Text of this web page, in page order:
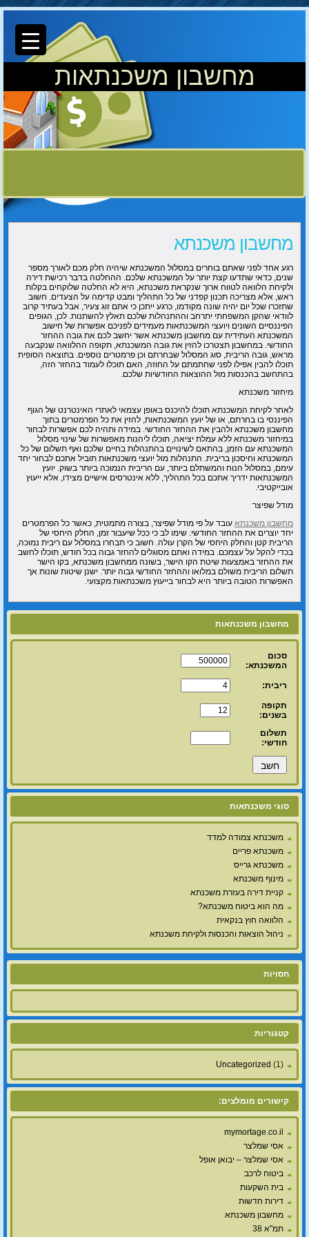
מחשבון משכנתאות
מחשבון משכנתא
רגע אחד לפני שאתם בוחרים במסלול המשכנתא שיהיה חלק מכם לאורך מספר
שנים, כדאי שתדעו קצת יותר על המשכנתא שלכם. ההחלטה בדבר רכישת דירה
ולקיחת הלוואה לטווח ארוך שנקראת משכנתא, היא לא החלטה שלוקחים בקלות
ראש, אלא מצריכה תכנון קפדני של כל התהליך ומבט קדימה על הצעדים. חשוב
שתזכרו שכל יום יהיה שונה מקודמו, כרגע ייתכן כי אתם זוג צעיר, אבל בעתיד קרוב
לוודאי שהקן המשפחתי יתרחב וההתנהלות שלכם תאלץ להשתנות. לכן, הגופים
הפיננסיים השונים ויועצי המשכנתאות מעמידים לפניכם אפשרות של חישוב
המשכנתא העתידית עם מחשבון משכנתא אשר יחשב לכם את גובה ההחזר
החודשי. במחשבון תצטרכו להזין את גובה המשכנתא, תקופה ההלוואה שנקבעה
מראש, גובה הריבית, סוג המסלול שבחרתם וכן פרמטרים נוספים. בתוצאה הסופית
תוכלו להבין אפילו לפני שחתמתם על החוזה, האם תוכלו לעמוד בהחזר הזה,
בהתחשב בהכנסות מול ההוצאות החודשיות שלכם.
מיחזור משכנתא
לאחר לקיחת המשכנתא תוכלו להיכנס באופן עצמאי לאתרי האינטרנט של הגוף
הפיננסי בו בחרתם, או של יועץ המשכנתאות, להזין את כל הפרמטרים בתוך
מחשבון משכנתא ולהבין את ההחזר החודשי. במידה ותהיה לכם אפשרות לבחור
במיחזור משכנתא ללא עמלת יציאה, תוכלו ליהנות מאפשרות של שינוי מסלול
המשכנתא עם הזמן, בהתאם לשינויים בהתנהלות בחיים שלכם ואף תשלום של כל
המשכנתא וחיסכון בריבית. התנהלות מול יועצי משכנתאות תוביל אתכם לבחור יחד
עימם, במסלול הנוח והמשתלם ביותר, עם הריבית הנמוכה ביותר בשוק. יועץ
המשכנתאות ידריך אתכם בכל התהליך, ללא אינטרסים אישיים מצידו, אלא ייעוץ
אובייקטיבי.
מודל שפיצר
מחשבון משכנתא עובד על פי מודל שפיצר, בצורה מתמטית, כאשר כל הפרמטרים
יחד יוצרים את ההחזר החודשי. שימו לב כי ככל שיעבור זמן, החלק היחסי של
הריבית קטן והחלק היחסי של הקרן עולה. חשוב כי תבחרו במסלול עם ריבית נמוכה,
בכדי להקל על עצמכם. במידה ואתם מסוגלים להחזר גבוה בכל חודש, תוכלו לחשב
את ההחזר באמצעות שיטת הקו הישר, בשונה ממחשבון משכנתא, בקו הישר
תשלום הריבית משולם במלואו וההחזר החודשי גבוה יותר. ישנן שיטות שונות אך
האפשרות הטובה ביותר היא לבחור בייעוץ משכנתאות מקצועי.
מחשבון משכנתאות
סכום
המשכנתא:
ריבית:
תקופה
בשנים:
תשלום
חודשי:
סוגי משכנתאות
משכנתא צמודה למדד
משכנתא פריים
משכנתא גרייס
מינוף משכנתא
קניית דירה בעזרת משכנתא
מה הוא ביטוח משכנתא?
הלוואה חוץ בנקאית
ניהול הוצאות והכנסות ולקיחת משכנתא
חסויות
קטגוריות
Uncategorized (1)
קישורים מומלצים:
mymortage.co.il
אסי שמלצר
אסי שמלצר – יבואן אופל
ביטוח לרכב
בית השקעות
דירות חדשות
מחשבון משכנתא
תמ"א 38